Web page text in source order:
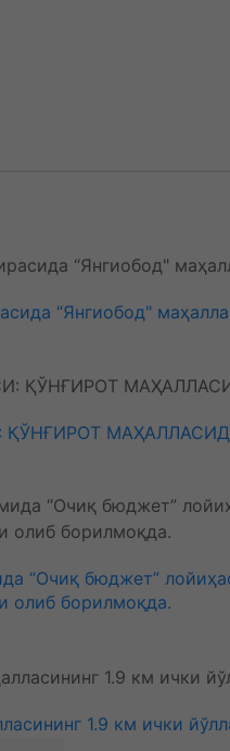
“Янгиобод"
“Очиқ бюджет”
олиб борилмоқда.
1.9 км ички